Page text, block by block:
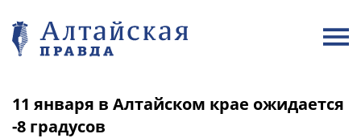
11 января в Алтайском крае ожидается
-8 градусов